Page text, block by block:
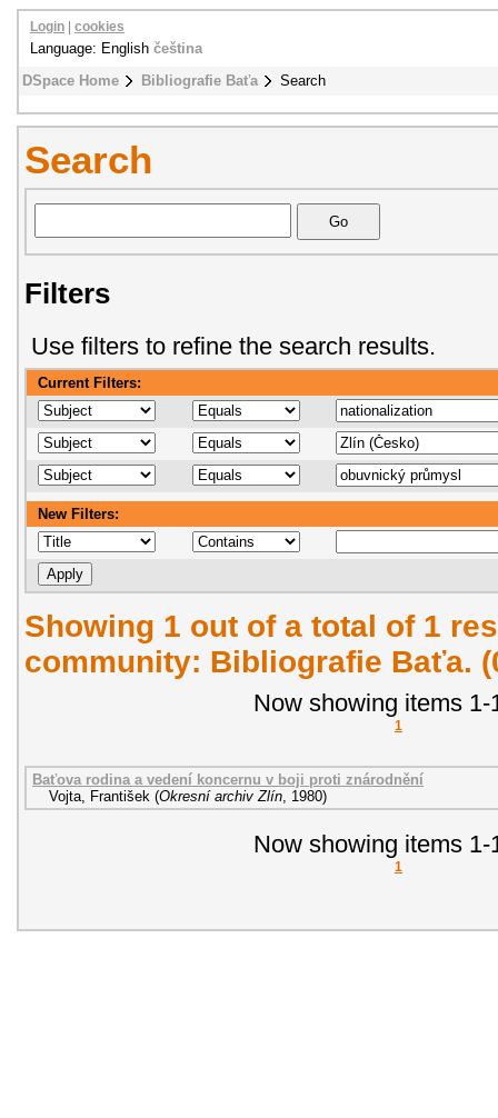
DSpace Home Bibliografie Baťa Search
Login cookies
Language: English čeština
Search
Filters
Use filters to refine the search results.
Current Filters:
New Filters:
Showing 1 out of a total of 1
community: Bibliografie Baťa.
Now showing items 1-
1
Baťova rodina a vedení koncernu v boji proti znárodnění
Vojta, František (Okresní archiv Zlín, 1980)
Now showing items 1-
1